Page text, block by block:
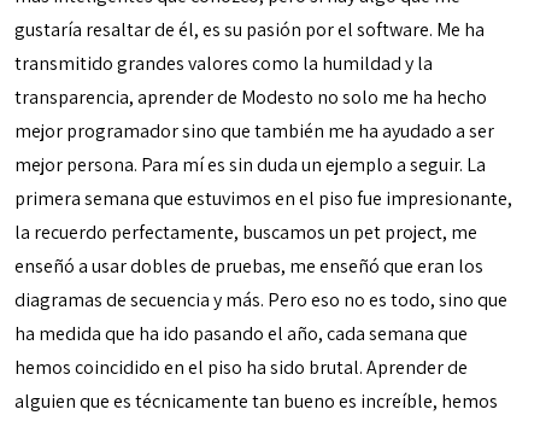
gustaría resaltar de él, es su pasión por el software. Me ha
transmitido grandes valores como la humildad y la
transparencia, aprender de Modesto no solo me ha hecho
mejor programador sino que también me ha ayudado a ser
mejor persona. Para mí es sin duda un ejemplo a seguir. La
primera semana que estuvimos en el piso fue impresionante,
la recuerdo perfectamente, buscamos un pet project, me
enseñó a usar dobles de pruebas, me enseñó que eran los
diagramas de secuencia y más. Pero eso no es todo, sino que
ha medida que ha ido pasando el año, cada semana que
hemos coincidido en el piso ha sido brutal. Aprender de
alguien que es técnicamente tan bueno es increíble, hemos